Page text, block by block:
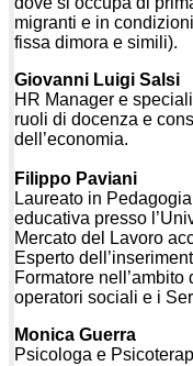
migranti e in
fissa dimora e simili).
Giovanni Luigi Salsi
HR Manager e
ruoli di docenza e
dell’economia.
Filippo Paviani
Laureato in
educativa presso
Mercato del Lavoro
Esperto
Formatore
operatori sociali e i
Monica Guerra
Psicologa e